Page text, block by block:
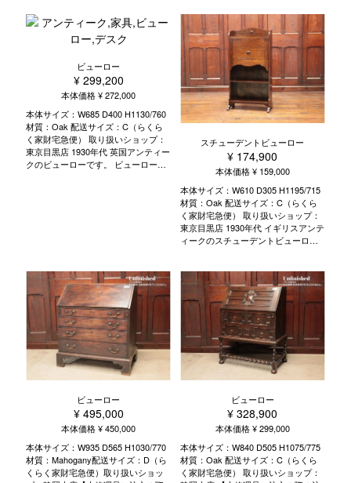
ックのデザインになっていますので
空間を広く見せることができます。
こちらのビューローのご案内 ビュー
ント 使い方 活用術 修理のポイント
お手入れ方法
ペースの書斎でも置くことができま
す。 詳細サイズ： 棚 W720 D230 ト
ップH230 ミドルH235 ボトム
H270 ピジョンホール 小 W95 D155
H100 大 W220 D155 H70 天板広げた
最大奥行560 こちらのビューローブ
ックケースのご案内 ビューローブッ
クケースとは 歴史と物語 種類 選ぶ
ポイント 使い方 活用術 修理のポイ
ビューロー
¥ 299,200
本体価格 ¥ 272,000
本体サイズ：W685 D400 H1130/760
材質：Oak 配送サイズ：C（らくら
く家財宅急便） 取り扱いショップ：
東京目黒店 1930年代 英国アンティー
クのビューローです。 ビューローと
多く普及した背景には、挽物を製作
するのに使われる、送り台（スライ
ディングレスト）が発達したこと
で、丸棒を螺旋状に挽けるようにな
りました。 刃の回転速度により、大
きな螺旋、小さな螺旋と自由に作る
ことができるようになったのです。
こちらのビューローのご案内 ビュー
ローとは 歴史と物語 種類 選ぶポイ
スチューデントビューロー
¥ 174,900
本体価格 ¥ 159,000
本体サイズ：W610 D305 H1195/715
材質：Oak 配送サイズ：C（らくら
く家財宅急便） 取り扱いショップ：
東京目黒店 1930年代 イギリスアンテ
ィークのスチューデントビューロー
でも置くことができます。 こちらの
ビューローのご案内 ビューローとは
歴史と物語 種類 選ぶポイント 使い
方 活用術 修理のポイント お手入れ
ビューロー
¥ 495,000
本体価格 ¥ 450,000
本体サイズ：W935 D565 H1030/770
材質：Mahogany配送サイズ：D（ら
くらく家財宅急便）取り扱いショッ
ビューロー
¥ 328,900
本体価格 ¥ 299,000
本体サイズ：W840 D505 H1075/775
材質：Oak 配送サイズ：C（らくら
く家財宅急便） 取り扱いショップ：